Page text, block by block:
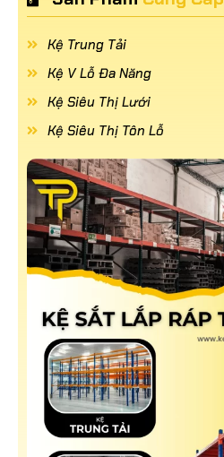
Kệ Trung Tải
Kệ V Lỗ Đa Năng
Kệ Siêu Thị Lưới
Kệ Siêu Thị Tôn Lỗ